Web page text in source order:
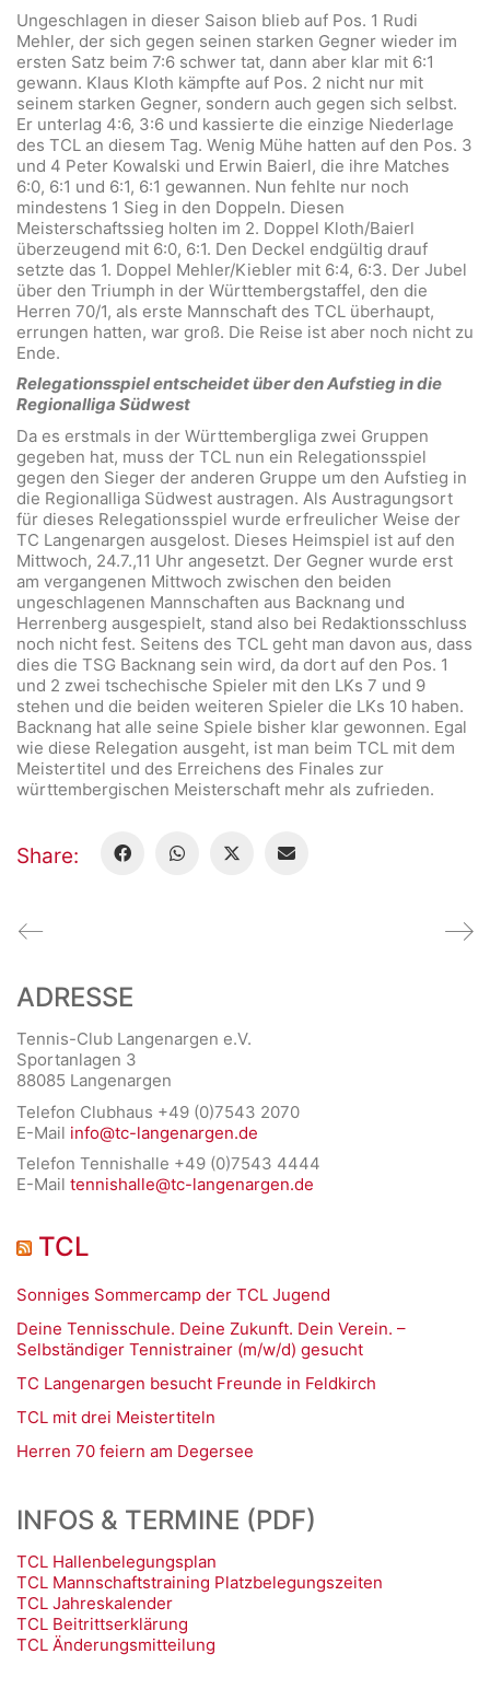
Ungeschlagen in dieser Saison blieb auf Pos. 1 Rudi
Mehler, der sich gegen seinen starken Gegner wieder im
ersten Satz beim 7:6 schwer tat, dann aber klar mit 6:1
gewann. Klaus Kloth kämpfte auf Pos. 2 nicht nur mit
seinem starken Gegner, sondern auch gegen sich selbst.
Er unterlag 4:6, 3:6 und kassierte die einzige Niederlage
des TCL an diesem Tag. Wenig Mühe hatten auf den Pos. 3
und 4 Peter Kowalski und Erwin Baierl, die ihre Matches
6:0, 6:1 und 6:1, 6:1 gewannen. Nun fehlte nur noch
mindestens 1 Sieg in den Doppeln. Diesen
Meisterschaftssieg holten im 2. Doppel Kloth/Baierl
überzeugend mit 6:0, 6:1. Den Deckel endgültig drauf
setzte das 1. Doppel Mehler/Kiebler mit 6:4, 6:3. Der Jubel
über den Triumph in der Württembergstaffel, den die
Herren 70/1, als erste Mannschaft des TCL überhaupt,
errungen hatten, war groß. Die Reise ist aber noch nicht zu
Ende.
Relegationsspiel entscheidet über den Aufstieg in die
Regionalliga Südwest
Da es erstmals in der Württembergliga zwei Gruppen
gegeben hat, muss der TCL nun ein Relegationsspiel
gegen den Sieger der anderen Gruppe um den Aufstieg in
die Regionalliga Südwest austragen. Als Austragungsort
für dieses Relegationsspiel wurde erfreulicher Weise der
TC Langenargen ausgelost. Dieses Heimspiel ist auf den
Mittwoch, 24.7.,11 Uhr angesetzt. Der Gegner wurde erst
am vergangenen Mittwoch zwischen den beiden
ungeschlagenen Mannschaften aus Backnang und
Herrenberg ausgespielt, stand also bei Redaktionsschluss
noch nicht fest. Seitens des TCL geht man davon aus, dass
dies die TSG Backnang sein wird, da dort auf den Pos. 1
und 2 zwei tschechische Spieler mit den LKs 7 und 9
stehen und die beiden weiteren Spieler die LKs 10 haben.
Backnang hat alle seine Spiele bisher klar gewonnen. Egal
wie diese Relegation ausgeht, ist man beim TCL mit dem
Meistertitel und des Erreichens des Finales zur
württembergischen Meisterschaft mehr als zufrieden.
Share:
ADRESSE
Tennis-Club Langenargen e.V.
Sportanlagen 3
88085 Langenargen
Telefon Clubhaus +49 (0)7543 2070
E-Mail info@tc-langenargen.de
Telefon Tennishalle +49 (0)7543 4444
E-Mail tennishalle@tc-langenargen.de
TCL
Sonniges Sommercamp der TCL Jugend
Deine Tennisschule. Deine Zukunft. Dein Verein. –
Selbständiger Tennistrainer (m/w/d) gesucht
TC Langenargen besucht Freunde in Feldkirch
TCL mit drei Meistertiteln
Herren 70 feiern am Degersee
INFOS & TERMINE (PDF)
TCL Hallenbelegungsplan
TCL Mannschaftstraining Platzbelegungszeiten
TCL Jahreskalender
TCL Beitrittserklärung
TCL Änderungsmitteilung